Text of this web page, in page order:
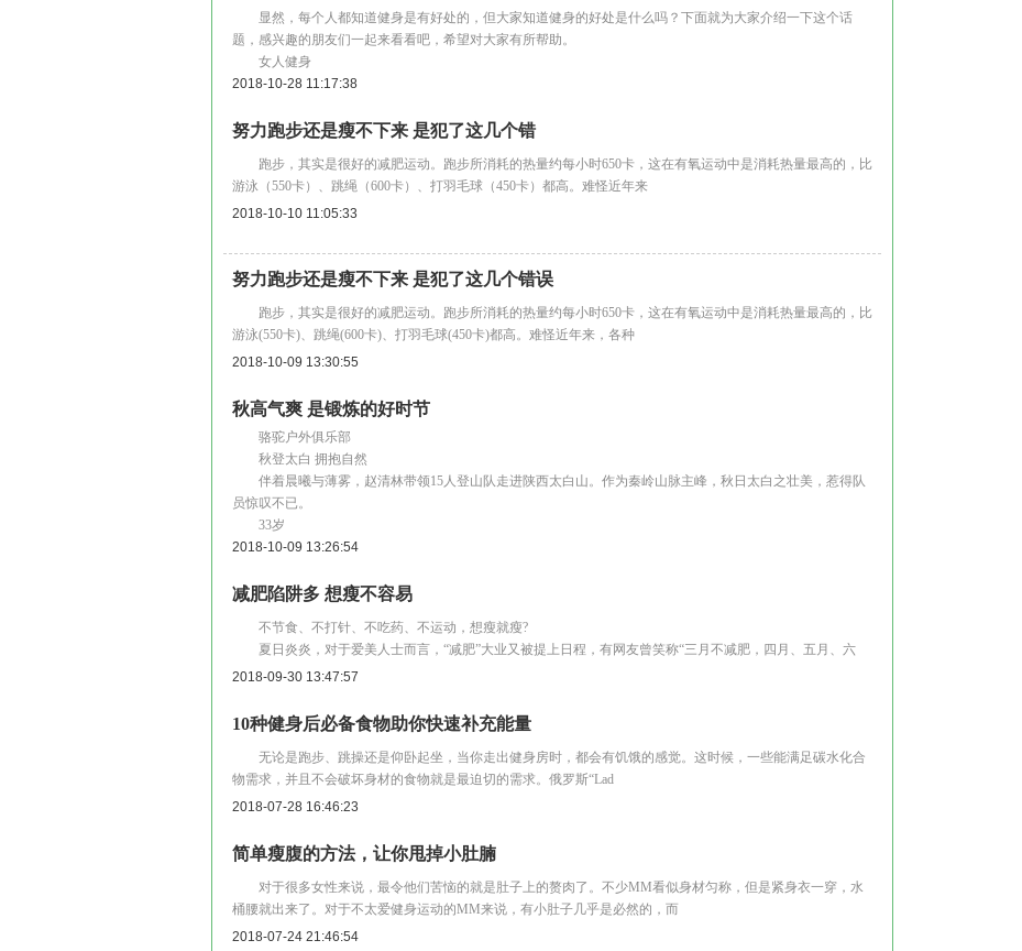
显然，每个人都知道健身是有好处的，但大家知道健身的好处是什么吗？下面就为大家介绍一下这个话
题，感兴趣的朋友们一起来看看吧，希望对大家有所帮助。
女人健身
2018-10-28 11:17:38
努力跑步还是瘦不下来 是犯了这几个错
跑步，其实是很好的减肥运动。跑步所消耗的热量约每小时650卡，这在有氧运动中是消耗热量最高的，比
游泳（550卡）、跳绳（600卡）、打羽毛球（450卡）都高。难怪近年来
2018-10-10 11:05:33
努力跑步还是瘦不下来 是犯了这几个错误
跑步，其实是很好的减肥运动。跑步所消耗的热量约每小时650卡，这在有氧运动中是消耗热量最高的，比
游泳(550卡)、跳绳(600卡)、打羽毛球(450卡)都高。难怪近年来，各种
2018-10-09 13:30:55
秋高气爽 是锻炼的好时节
骆驼户外俱乐部
秋登太白 拥抱自然
伴着晨曦与薄雾，赵清林带领15人登山队走进陕西太白山。作为秦岭山脉主峰，秋日太白之壮美，惹得队
员惊叹不已。
33岁
2018-10-09 13:26:54
减肥陷阱多 想瘦不容易
不节食、不打针、不吃药、不运动，想瘦就瘦?
夏日炎炎，对于爱美人士而言，“减肥”大业又被提上日程，有网友曾笑称“三月不减肥，四月、五月、六
2018-09-30 13:47:57
10种健身后必备食物助你快速补充能量
无论是跑步、跳操还是仰卧起坐，当你走出健身房时，都会有饥饿的感觉。这时候，一些能满足碳水化合
物需求，并且不会破坏身材的食物就是最迫切的需求。俄罗斯“Lad
2018-07-28 16:46:23
简单瘦腹的方法，让你甩掉小肚腩
对于很多女性来说，最令他们苦恼的就是肚子上的赘肉了。不少MM看似身材匀称，但是紧身衣一穿，水
桶腰就出来了。对于不太爱健身运动的MM来说，有小肚子几乎是必然的，而
2018-07-24 21:46:54